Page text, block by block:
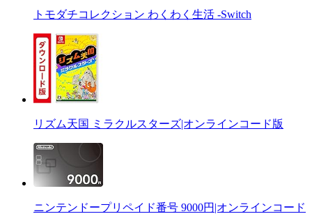
トモダチコレクション わくわく生活 -Switch
リズム天国 ミラクルスターズ|オンラインコード版
ニンテンドープリペイド番号 9000円|オンラインコード